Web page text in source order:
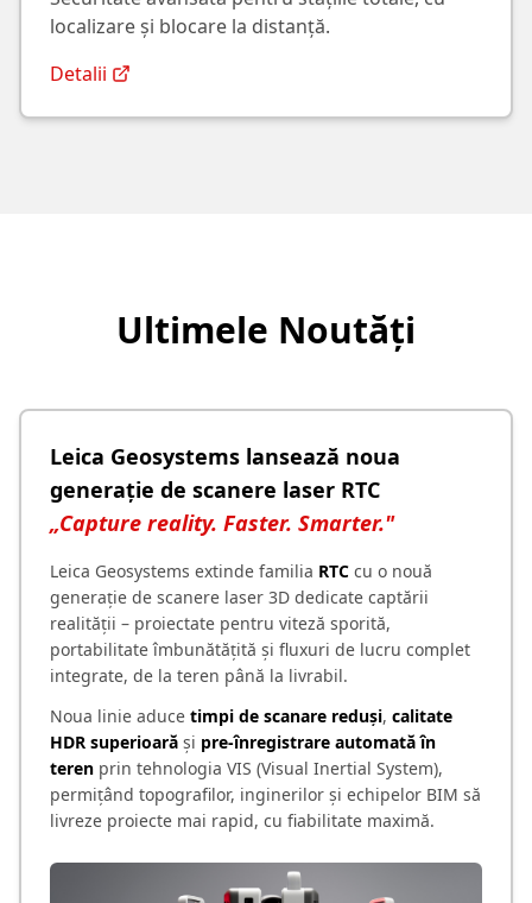
localizare și blocare la distanță.
Detalii
Ultimele Noutăți
Leica Geosystems lansează noua
generație de scanere laser RTC
„Capture reality. Faster. Smarter."
Leica Geosystems extinde familia RTC cu o nouă
generație de scanere laser 3D dedicate captării
realității – proiectate pentru viteză sporită,
portabilitate îmbunătățită și fluxuri de lucru complet
integrate, de la teren până la livrabil.
Noua linie aduce timpi de scanare reduși, calitate
HDR superioară și pre-înregistrare automată în
teren prin tehnologia VIS (Visual Inertial System),
permițând topografilor, inginerilor și echipelor BIM să
livreze proiecte mai rapid, cu fiabilitate maximă.